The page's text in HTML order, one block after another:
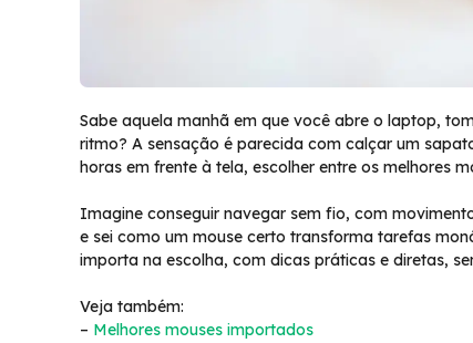
Sabe aquela manhã em que você abre o laptop,
ritmo? A sensação é parecida com calçar um
horas em frente à tela, escolher entre os melhores
Imagine conseguir navegar sem fio, com
e sei como um mouse certo transforma tarefas
importa na escolha, com dicas práticas e diretas,
Veja também:
– Melhores mouses importados